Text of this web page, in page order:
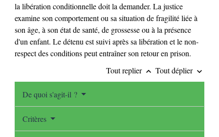
la libération conditionnelle doit la demander. La justice
examine son comportement ou sa situation de fragilité liée à
son âge, à son état de santé, de grossesse ou à la présence
d'un enfant. Le détenu est suivi après sa libération et le non-
respect des conditions peut entraîner son retour en prison.
Tout replier keyboard_arrow_up Tout déplier keyboard_arrow_down
De quoi s'agit-il ?
Critères